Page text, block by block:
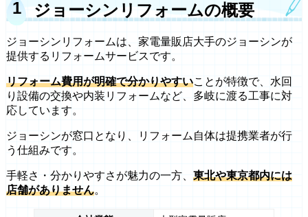
ジョーシンリフォームの概要
ジョーシンリフォームは、家電量販店大手のジョーシンが
提供するリフォームサービスです。
リフォーム費用が明確で分かりやすいことが特徴で、水回
り設備の交換や内装リフォームなど、多岐に渡る工事に対
応しています。
ジョーシンが窓口となり、リフォーム自体は提携業者が行
う仕組みです。
手軽さ・分かりやすさが魅力の一方、 東北や東京都内には
店舗がありません。